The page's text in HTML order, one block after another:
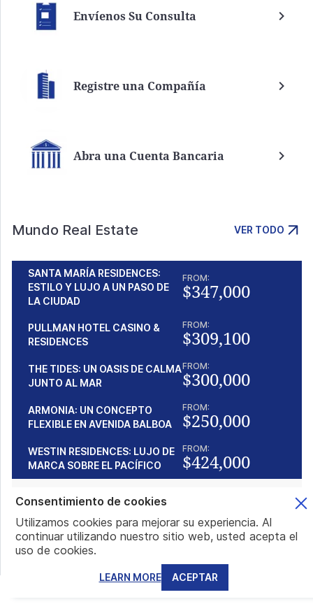
Envíenos Su Consulta
Registre una Compañía
Abra una Cuenta Bancaria
Mundo Real Estate VER TODO
SANTA MARÍA RESIDENCES:
ESTILO Y LUJO A UN PASO DE
LA CIUDAD
FROM:
$347,000
PULLMAN HOTEL CASINO &
RESIDENCES
FROM:
$309,100
THE TIDES: UN OASIS DE CALMA
JUNTO AL MAR
FROM:
$300,000
ARMONIA: UN CONCEPTO
FLEXIBLE EN AVENIDA BALBOA
FROM:
$250,000
WESTIN RESIDENCES: LUJO DE
MARCA SOBRE EL PACÍFICO
FROM:
$424,000
Articulos populares
ASPECTOS PRÁCTICOS DE LA CIUDADANÍA DE SANTO
Consentimiento de cookies
Utilizamos cookies para mejorar su experiencia. Al
continuar utilizando nuestro sitio web, usted acepta el
uso de cookies.
LEARN MORE ACEPTAR